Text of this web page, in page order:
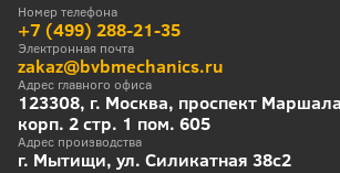
Номер телефона
+7 (499) 288-21-35
Электронная почта
zakaz@bvbmechanics.ru
Адрес главного офиса
123308, г. Москва, проспект
корп. 2 стр. 1 пом. 605
Адрес производства
г. Мытищи, ул. Силикатная 38с2